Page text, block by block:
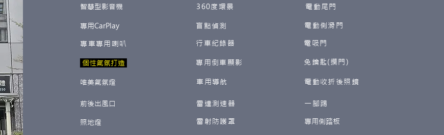
智慧型影音機
360度環景
專用CarPlay
專車專用喇叭
盲點偵測
行車紀錄器
專用倒車顯影
​ 個性氣氛打造
唯美氣氛燈 車用導航
電動尾門
電動側滑門
電吸門
免鑰匙(摸門)
電動收折後照鏡
前後出風口 雷達測速器
照地燈 雷射防護罩
一腳踢
​專用側踏板